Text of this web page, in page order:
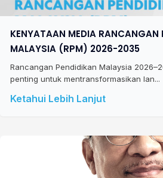
KENYATAAN MEDIA RANCANGAN
MALAYSIA (RPM) 2026-2035
Rancangan Pendidikan Malaysia
penting untuk mentransformasikan lan...
Ketahui Lebih Lanjut